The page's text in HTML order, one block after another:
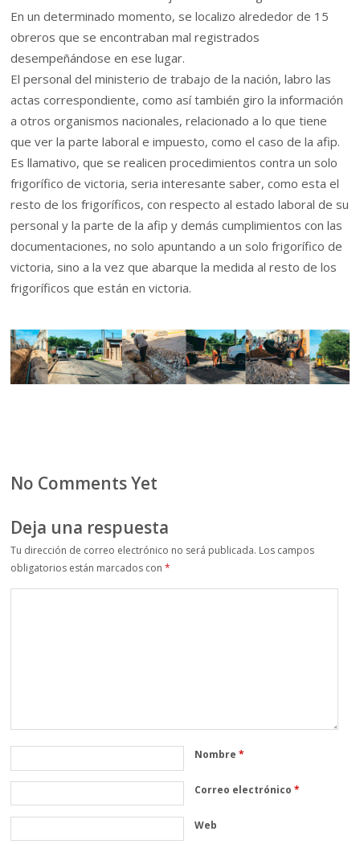
En un determinado momento, se localizo alrededor de 15
obreros que se encontraban mal registrados
desempeñándose en ese lugar.
El personal del ministerio de trabajo de la nación, labro las
actas correspondiente, como así también giro la información
a otros organismos nacionales, relacionado a lo que tiene
que ver la parte laboral e impuesto, como el caso de la afip.
Es llamativo, que se realicen procedimientos contra un solo
frigorífico de victoria, seria interesante saber, como esta el
resto de los frigoríficos, con respecto al estado laboral de su
personal y la parte de la afip y demás cumplimientos con las
documentaciones, no solo apuntando a un solo frigorífico de
victoria, sino a la vez que abarque la medida al resto de los
frigoríficos que están en victoria.
No Comments Yet
Deja una respuesta
Tu dirección de correo electrónico no será publicada. Los campos
obligatorios están marcados con*
Nombre*
Correo electrónico*
Web